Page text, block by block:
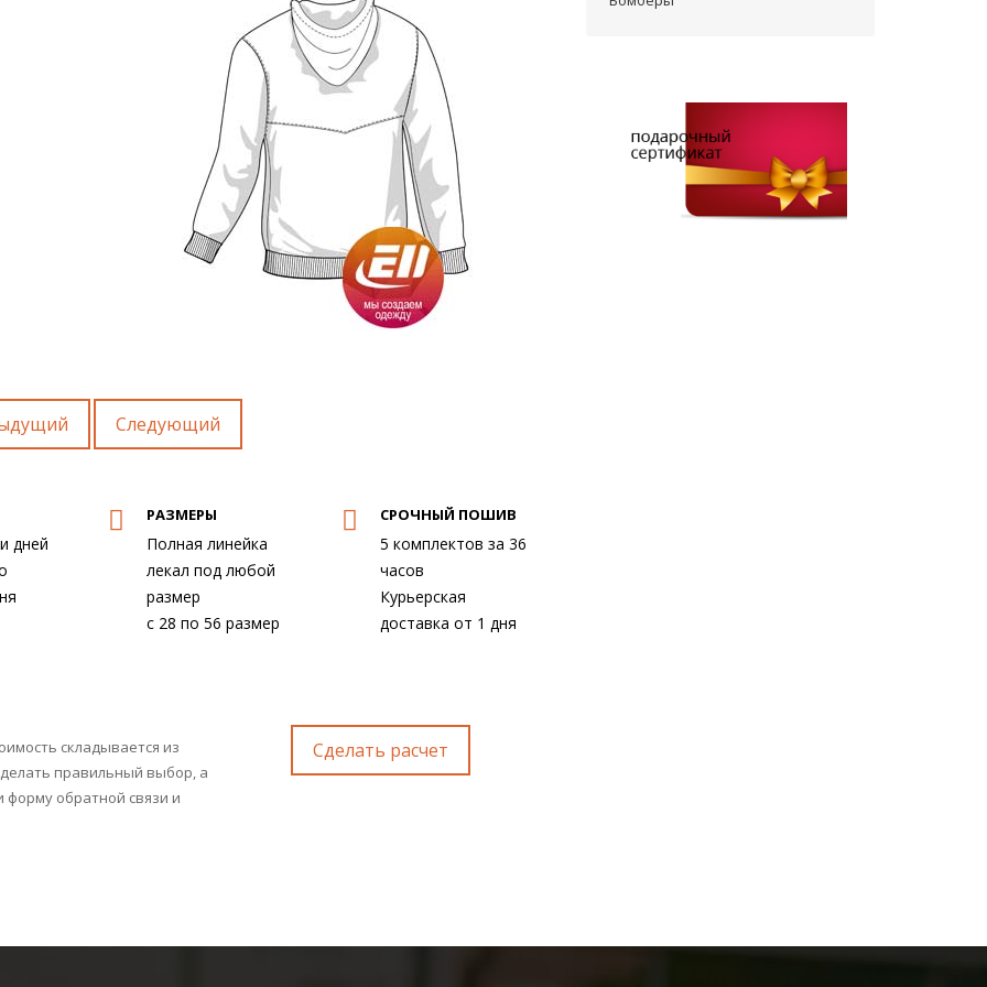
Следующий
дней
РАЗМЕРЫ
Полная линейка
лекал под любой
размер
с 28 по 56 размер
СРОЧНЫЙ ПОШИВ
5 комплектов за 36
часов
Курьерская
доставка от 1 дня
складывается из
правильный выбор, а
обратной связи и
Сделать расчет